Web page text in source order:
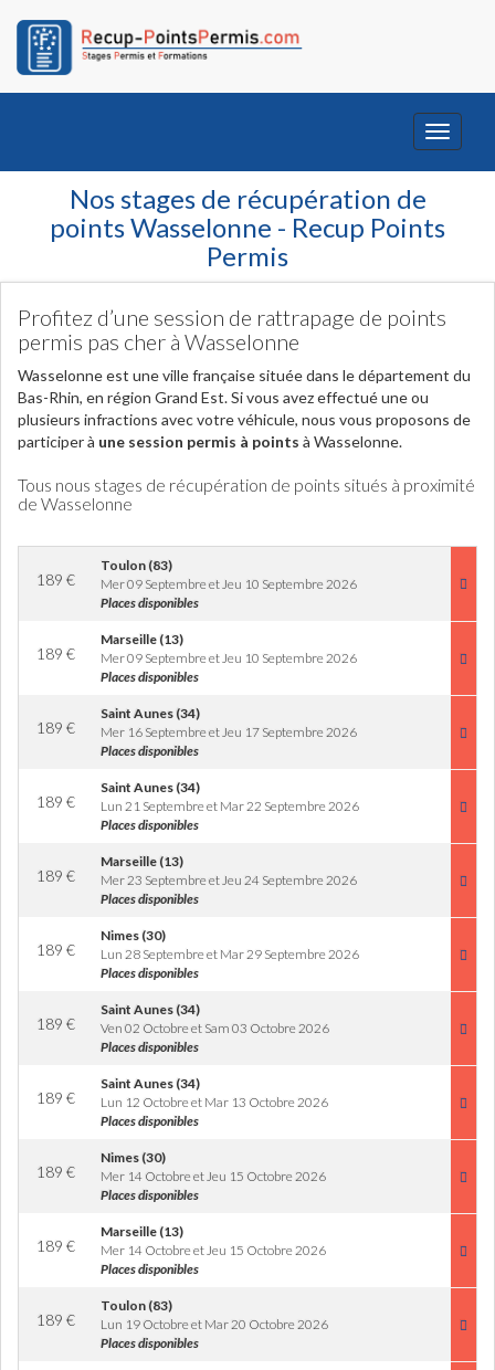
Toggle
Nos stages de récupération de
points Wasselonne - Recup Points
Permis
Profitez d’une session de rattrapage de points
permis pas cher à Wasselonne
Wasselonne est une ville française située dans le département du
Bas-Rhin, en région Grand Est. Si vous avez effectué une ou
plusieurs infractions avec votre véhicule, nous vous proposons de
participer à une session permis à points à Wasselonne.
Tous nous stages de récupération de points situés à proximité
de Wasselonne
189 €
Toulon (83)
Mer 09 Septembre et Jeu 10 Septembre 2026
Places disponibles
189 €
Marseille (13)
Mer 09 Septembre et Jeu 10 Septembre 2026
Places disponibles
189 €
Saint Aunes (34)
Mer 16 Septembre et Jeu 17 Septembre 2026
Places disponibles
189 €
Saint Aunes (34)
Lun 21 Septembre et Mar 22 Septembre 2026
Places disponibles
189 €
Marseille (13)
Mer 23 Septembre et Jeu 24 Septembre 2026
Places disponibles
189 €
Nimes (30)
Lun 28 Septembre et Mar 29 Septembre 2026
Places disponibles
189 €
Saint Aunes (34)
Ven 02 Octobre et Sam 03 Octobre 2026
Places disponibles
189 €
Saint Aunes (34)
Lun 12 Octobre et Mar 13 Octobre 2026
Places disponibles
189 €
Nimes (30)
Mer 14 Octobre et Jeu 15 Octobre 2026
Places disponibles
189 €
Marseille (13)
Mer 14 Octobre et Jeu 15 Octobre 2026
Places disponibles
189 €
Toulon (83)
Lun 19 Octobre et Mar 20 Octobre 2026
Places disponibles